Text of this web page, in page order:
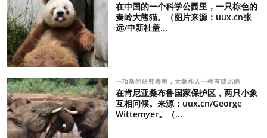
在中国的一个科学公园里，一只棕色的
秦岭大熊猫。（图片来源：uux.cn张
远/中新社盖...
一项新的研究表明，大象和人一样有彼此的
在肯尼亚桑布鲁国家保护区，两只小象
互相问候。来源：uux.cn/George
Wittemyer。（...